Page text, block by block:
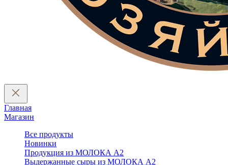
Главная
Магазин
Все продукты
Новинки
Продукция из МОЛОКА А2
Выдержанные сыры из МОЛОКА А2